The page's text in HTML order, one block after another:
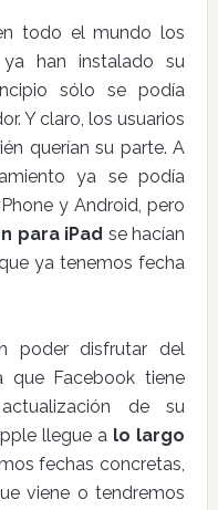
todo el mundo los
han instalado su
sólo se podía
Y claro, los usuarios
querían su parte. A
ya se podía
y Android, pero
para iPad se hacían
ya tenemos fecha
poder disfrutar del
que Facebook tiene
de su
llegue a lo largo
fechas concretas,
viene o tendremos